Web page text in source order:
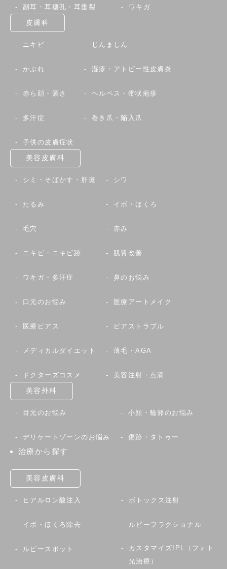
副耳・耳瘻孔・耳垂裂 ワキガ
皮膚科
ニキビ じんましん
かぶれ 湿疹・アトピー性皮膚炎
赤ら顔・酒さ ヘルペス・帯状疱疹
多汗症 巻き爪・陥入爪
子供の皮膚症状
美容皮膚科
シミ・そばかす・肝斑 シワ
たるみ イボ・ほくろ
毛穴 赤み
ニキビ・ニキビ跡 肌質改善
ワキガ・多汗症 鼻のお悩み
口元のお悩み 医療アートメイク
医療ピアス ピアストラブル
メディカルダイエット 薄毛・AGA
ドクターズコスメ 美容注射・点滴
美容外科
目元のお悩み 小顔・輪郭のお悩み
デリケートゾーンのお悩み 傷跡・タトゥー
治療から探す
美容皮膚科
ヒアルロン酸注入 ボトックス注射
イボ・ほくろ除去 ルビーフラクショナル
ルビースポット
カスタマイズIPL（フォト
光治療）